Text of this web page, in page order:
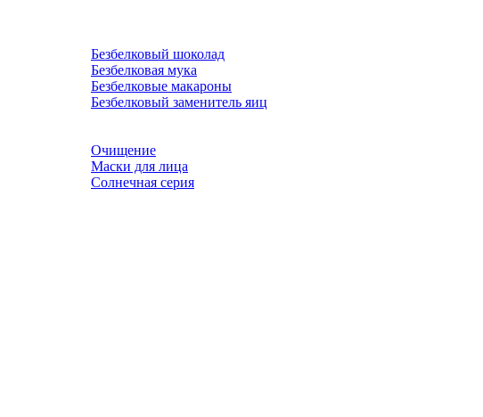
Безбелковый шоколад
Безбелковая мука
Безбелковые макароны
Безбелковый заменитель яиц
Очищение
Маски для лица
Солнечная серия